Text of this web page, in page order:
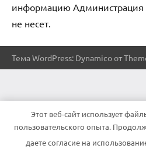
информацию Администрация
не несет.
Тема WordPress: Dynamico от
Этот веб-сайт использует
пользовательского опыта.
даете согласие на